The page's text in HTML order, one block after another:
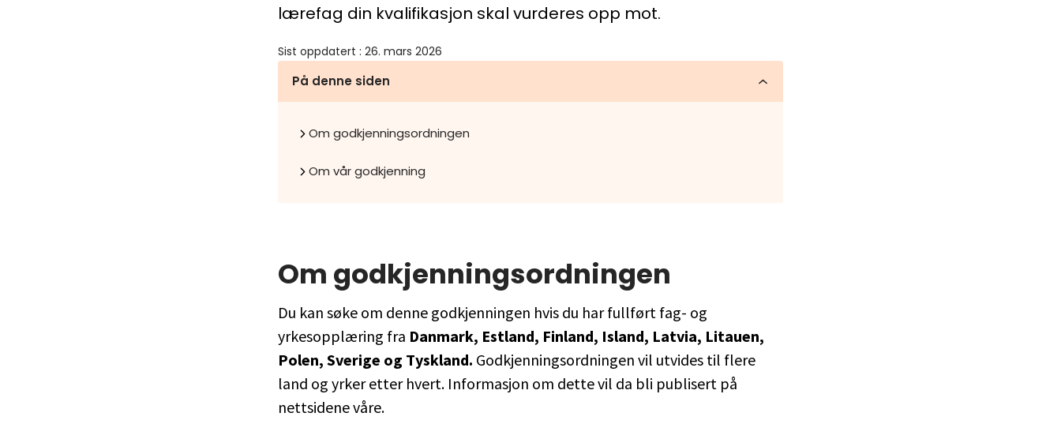
lærefag din kvalifikasjon skal vurderes opp mot.
Sist oppdatert : 26. mars 2026
På denne siden
Om godkjenningsordningen
Om vår godkjenning
Om godkjenningsordningen
Du kan søke om denne godkjenningen hvis du har fullført fag- og
yrkesopplæring fra Danmark, Estland, Finland, Island, Latvia, Litauen,
Polen, Sverige og Tyskland. Godkjenningsordningen vil utvides til flere
land og yrker etter hvert. Informasjon om dette vil da bli publisert på
nettsidene våre.